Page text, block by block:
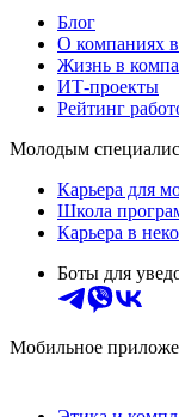
Блог
О компаниях
Жизнь в
ИТ-проекты
Рейтинг
Молодым
Карьера для
Школа
Карьера в
Боты для
Мобильное